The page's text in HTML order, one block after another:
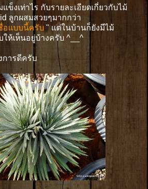
ข็งเท่าไร กับรายละเอียดเกี่ยวกับไม้
ลูกผสมสวยๆมากกว่า
อแบบนี้ครับ " แต่ในบ้านก็ยังมีไม้
ให้เห็นอยู่บ้างครับ ^__^
การดีครับ